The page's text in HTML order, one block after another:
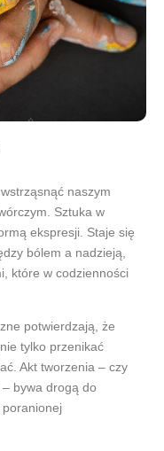
naszym
Sztuka w
ekspresji. Staje się
bólem a nadzieją,
które w codzienności
potwierdzają, że
tylko przenikać
Akt tworzenia – czy
bywa drogą do